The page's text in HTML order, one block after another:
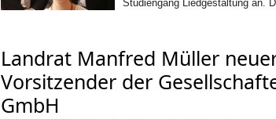
Studiengang Liedgestaltung an.
Landrat Manfred Müller
Vorsitzender der
GmbH